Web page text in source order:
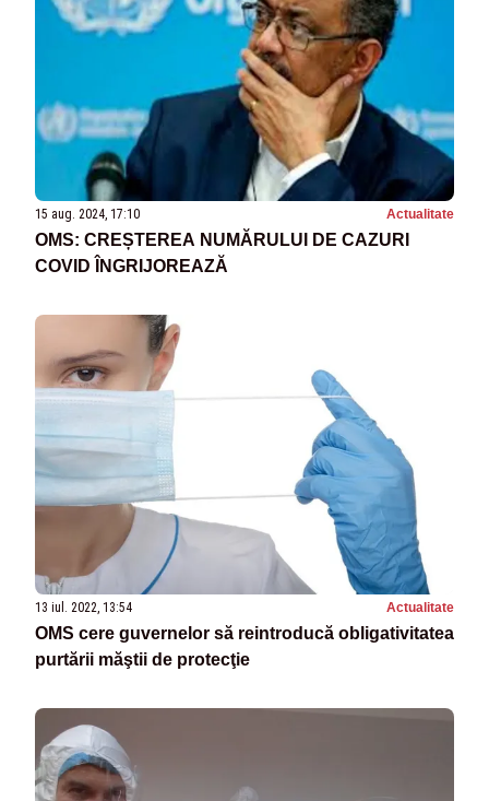
15 aug. 2024, 17:10 Actualitate
OMS: CREȘTEREA NUMĂRULUI DE CAZURI
COVID ÎNGRIJOREAZĂ
13 iul. 2022, 13:54 Actualitate
OMS cere guvernelor să reintroducă obligativitatea
purtării măştii de protecţie